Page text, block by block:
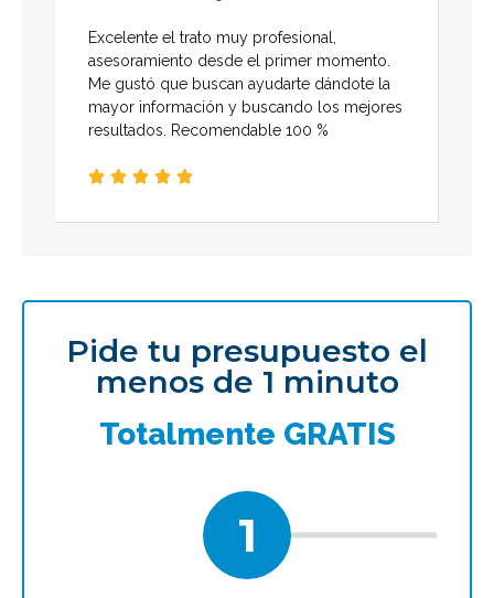
Excelente el trato muy profesional,
asesoramiento desde el primer momento.
Me gustó que buscan ayudarte dándote la
mayor información y buscando los mejores
resultados. Recomendable 100 %
    
Pide tu presupuesto el
menos de 1 minuto
Totalmente GRATIS
1